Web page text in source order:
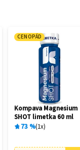
CENOPÁD
Kompava Magnesium
SHOT limetka 60 ml
73 % 1x